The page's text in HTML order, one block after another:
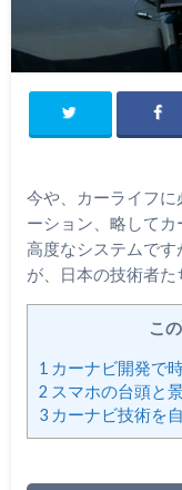
今や、カーライフ
ーション、略して
高度なシステムで
が、日本の技術者た
こ
1 カーナビ開発で
2 スマホの台頭と
3カーナビ技術を